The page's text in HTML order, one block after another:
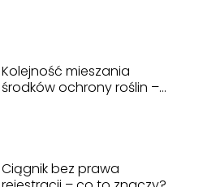
Kolejność mieszania
środków ochrony roślin –
Ciągnik bez prawa